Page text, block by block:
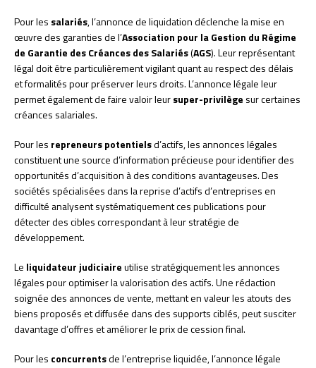
Pour les salariés, l’annonce de liquidation déclenche la mise en
œuvre des garanties de l’Association pour la Gestion du Régime
de Garantie des Créances des Salariés(AGS). Leur représentant
légal doit être particulièrement vigilant quant au respect des délais
et formalités pour préserver leurs droits. L’annonce légale leur
permet également de faire valoir leursuper-privilège sur certaines
créances salariales.
Pour les repreneurs potentielsd’actifs, les annonces légales
constituent une source d’information précieuse pour identifier des
opportunités d’acquisition à des conditions avantageuses. Des
sociétés spécialisées dans la reprise d’actifs d’entreprises en
difficulté analysent systématiquement ces publications pour
détecter des cibles correspondant à leur stratégie de
développement.
Le liquidateur judiciaireutilise stratégiquement les annonces
légales pour optimiser la valorisation des actifs. Une rédaction
soignée des annonces de vente, mettant en valeur les atouts des
biens proposés et diffusée dans des supports ciblés, peut susciter
davantage d’offres et améliorer le prix de cession final.
Pour les concurrentsde l’entreprise liquidée, l’annonce légale